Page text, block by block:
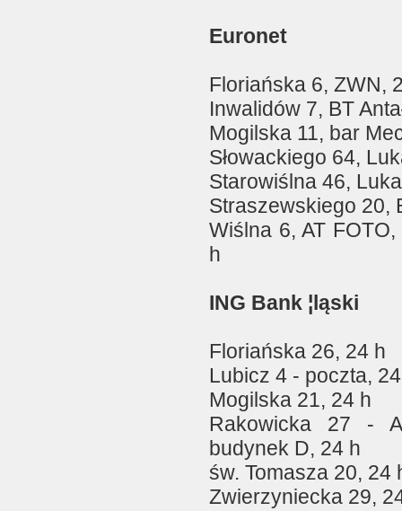
Euronet
Floriańska 6, ZWN,
Inwalidów 7, BT
Mogilska 11, bar
Słowackiego 64,
Starowiślna 46,
Straszewskiego 20,
Wiślna 6, AT
h
ING Bank ¦ląski
Floriańska 26, 24 h
Lubicz 4 - poczta,
Mogilska 21, 24 h
Rakowicka 27 -
budynek D, 24 h
św. Tomasza 20, 24
Zwierzyniecka 29,